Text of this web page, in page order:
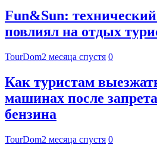
Fun&Sun:
повлиял на отдых
TourDom2 месяца спустя 0
Как туристам
машинах после
бензина
TourDom2 месяца спустя 0